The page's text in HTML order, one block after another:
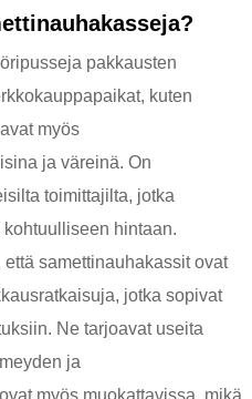
pakkausten
kuten
myös
ja väreinä. On
toimittajilta, jotka
hintaan.
samettinauhakassit ovat
jotka sopivat
Ne tarjoavat useita
ja